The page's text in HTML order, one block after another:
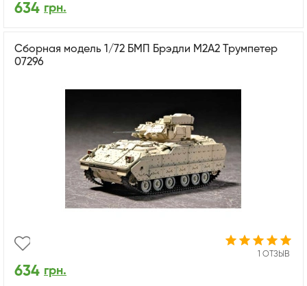
634 грн.
Сборная модель 1/72 БМП Брэдли M2A2 Трумпетер
07296
1 ОТЗЫВ
634 грн.